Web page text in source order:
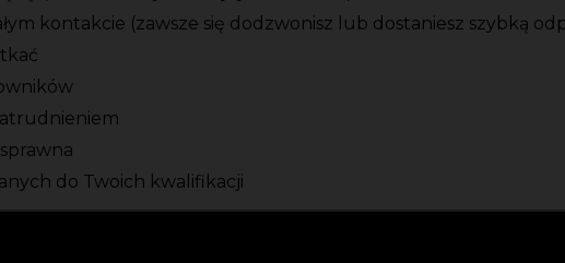
kontakcie (zawsze się dodzwonisz lub dostaniesz szybką
do Twoich kwalifikacji